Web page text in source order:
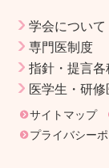
学会について
専門医制度
指針・提言
医学生・研修
サイトマップ
プライバシー